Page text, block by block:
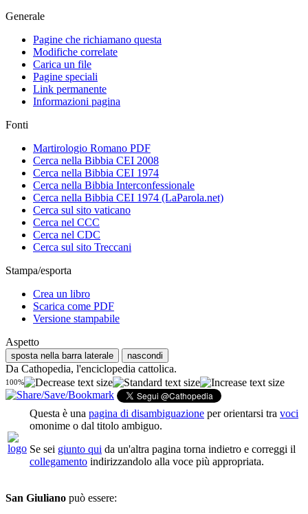
Generale
Pagine che richiamano questa
Modifiche correlate
Carica un file
Pagine speciali
Link permanente
Informazioni pagina
Fonti
Martirologio Romano PDF
Cerca nella Bibbia CEI 2008
Cerca nella Bibbia CEI 1974
Cerca nella Bibbia Interconfessionale
Cerca nella Bibbia CEI 1974 (LaParola.net)
Cerca sul sito vaticano
Cerca nel CCC
Cerca nel CDC
Cerca sul sito Treccani
Stampa/esporta
Crea un libro
Scarica come PDF
Versione stampabile
Aspetto
sposta nella barra laterale nascondi
Da Cathopedia, l'enciclopedia cattolica.
100%
Questa è una pagina di disambiguazione per orientarsi tra voci
omonime o dal titolo ambiguo.
Se sei giunto qui da un'altra pagina torna indietro e correggi il
collegamento indirizzandolo alla voce più appropriata.
San Giuliano può essere: